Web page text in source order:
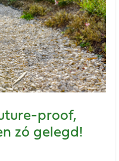
proof,
zó gelegd!